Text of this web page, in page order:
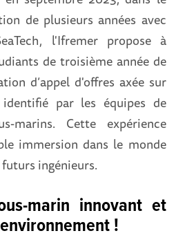
de plusieurs années avec
l'Ifremer propose à
de troisième année de
d’appel d'offres axée sur
par les équipes de
marins. Cette expérience
immersion dans le monde
ingénieurs.
marin innovant et
!